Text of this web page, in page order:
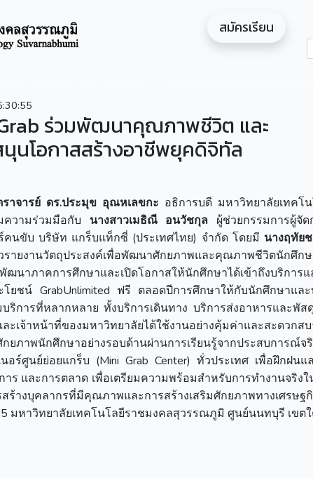
สมัครเรียน
ร่วมพัฒนาคุณภาพชีวิต และ
นโอกาสสร้างอาชีพยุคดิจิทัล
ราจารย์ ดร.ประมุข อุณหเลขกะ อธิการบดี มหาวิทยาลัยเทคโ
วามร่วมมือกับ นางสาวเมธิณี อนวัชกุล ผู้ช่วยกรรมการผู้จั
คนขับ บริษัท แกร็บแท็กซี่ (ประเทศไทย) จำกัด โดยมี นางฤทัย
งานวัตถุประสงค์เพื่อพัฒนาศักยภาพและคุณภาพชีวิตนักศึกษ
นาภาคการศึกษาและเปิดโอกาสให้นักศึกษาได้เข้าถึงบริการ
ยชน์ GrabUnlimited ฟรี ตลอดปีการศึกษาให้กับนักศึกษาแล
การที่หลากหลาย ทั้งบริการเดินทาง บริการส่งอาหารและพัส
เจ้าหน้าที่ของมหาวิทยาลัยได้ใช้งานอย่างคุ้มค่าและสะดวกส
ภาพนักศึกษาอย่างรอบด้านผ่านการเรียนรู้จากประสบการณ์
อร์ศูนย์ย่อยแกร็บ (Mini Grab Center) ทั่วประเทศ เพื่อฝึกฝน
และการตลาด เพื่อเตรียมความพร้อมสำหรับการทำงานจริง
างบุคลากรที่มีคุณภาพและการสร้างเสริมศักยภาพทางเศรษฐ
หาวิทยาลัยเทคโนโลยีราชมงคลสุวรรณภูมิ ศูนย์นนทบุรี เขต